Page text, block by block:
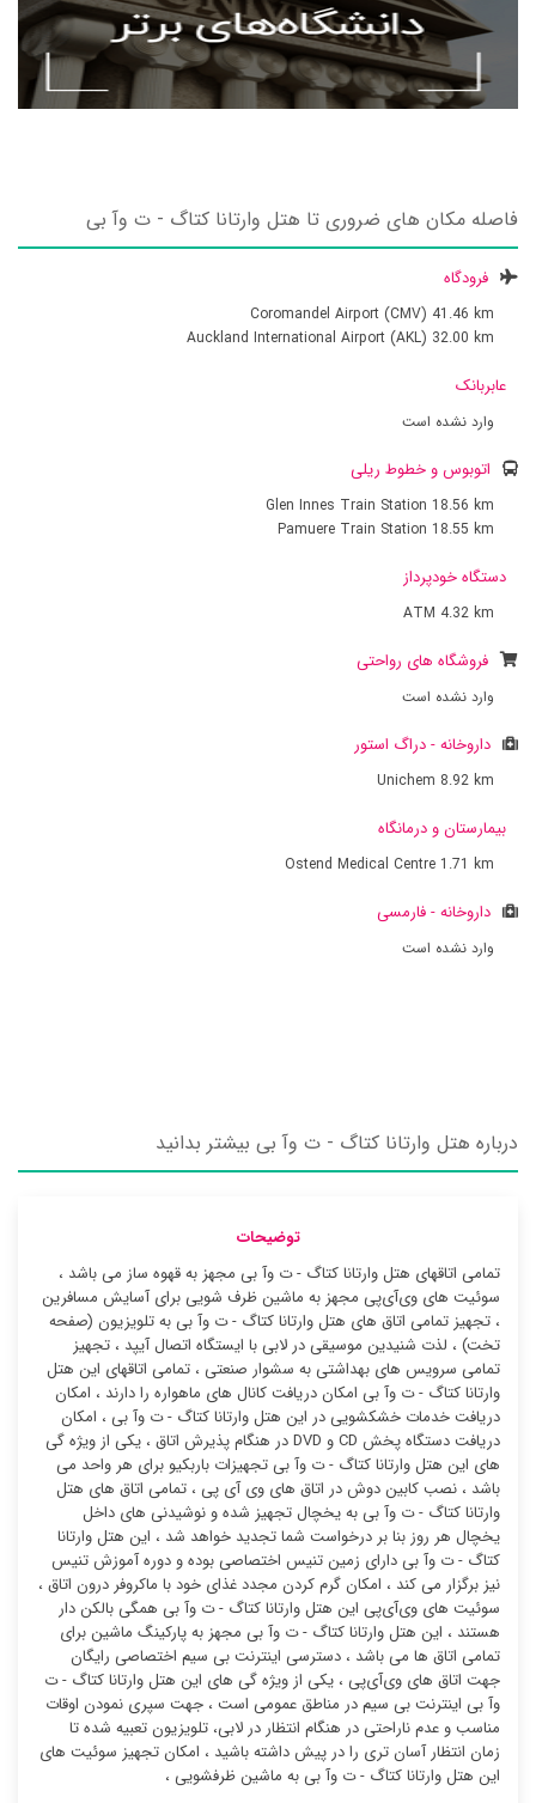
فاصله مکان های ضروری تا هتل وارتانا کتاگ - ت وآ بی
فرودگاه
Coromandel Airport (CMV) 41.46 km
Auckland International Airport (AKL) 32.00 km
عابربانک
وارد نشده است
اتوبوس و خطوط ریلی
Glen Innes Train Station 18.56 km
Pamuere Train Station 18.55 km
دستگاه خودپرداز
ATM 4.32 km
فروشگاه های رواحتی
وارد نشده است
داروخانه - دراگ استور
Unichem 8.92 km
بیمارستان و درمانگاه
Ostend Medical Centre 1.71 km
داروخانه - فارمسی
وارد نشده است
درباره هتل وارتانا کتاگ - ت وآ بی بیشتر بدانید
توضیحات
تمامی اتاقهای هتل وارتانا کتاگ - ت وآ بی مجهز به قهوه ساز می باشد ،
سوئیت ‌های وی‌آی‌پی مجهز به ماشین ظرف شویی برای آسایش مسافرین
، تجهیز تمامی اتاق های هتل وارتانا کتاگ - ت وآ بی به تلویزیون (صفحه
تخت) ، لذت شنیدین موسیقی در لابی با ایستگاه اتصال آیپد ، تجهیز
تمامی سرویس های بهداشتی به سشوار صنعتی ، تمامی اتاقهای این هتل
وارتانا کتاگ - ت وآ بی امکان دریافت کانال های ماهواره را دارند ، امکان
دریافت خدمات خشکشویی در این هتل وارتانا کتاگ - ت وآ بی ، امکان
دریافت دستگاه پخش CD و DVD در هنگام پذیرش اتاق ، یکی از ویژه گی
های این هتل وارتانا کتاگ - ت وآ بی تجهیزات باربکیو برای هر واحد می
باشد ، نصب کابین دوش در اتاق های وی آی پی ، تمامی اتاق های هتل
وارتانا کتاگ - ت وآ بی به یخچال تجهیز شده و نوشیدنی های داخل
یخچال هر روز بنا بر درخواست شما تجدید خواهد شد ، این هتل وارتانا
کتاگ - ت وآ بی دارای زمین تنیس اختصاصی بوده و دوره آموزش تنیس
نیز برگزار می کند ، امکان گرم کردن مجدد غذای خود با ماکروفر درون اتاق ،
سوئیت ‌های وی‌آی‌پی این هتل وارتانا کتاگ - ت وآ بی همگی بالکن دار
هستند ، این هتل وارتانا کتاگ - ت وآ بی مجهز به پارکینگ ماشین برای
تمامی اتاق ها می باشد ، دسترسی اینترنت بی سیم اختصاصی رایگان
جهت اتاق های وی‌آی‌پی ، یکی از ویژه گی های این هتل وارتانا کتاگ - ت
وآ بی اینترنت بی سیم در مناطق عمومی است ، جهت سپری نمودن اوقات
مناسب و عدم ناراحتی در هنگام انتظار در لابی، تلویزیون تعبیه شده تا
زمان انتظار آسان تری را در پیش داشته باشید ، امکان تجهیز سوئیت ‌های
این هتل وارتانا کتاگ - ت وآ بی به ماشین ظرفشویی ،